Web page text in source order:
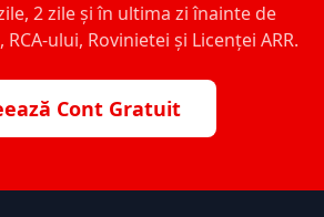
2 zile și în ultima zi înainte de
ului, Rovinietei și Licenței ARR.
Cont Gratuit